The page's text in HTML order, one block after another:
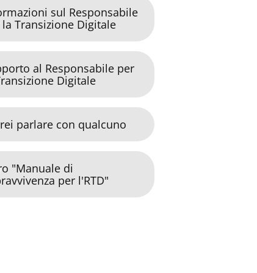
sul Responsabile
Transizione Digitale
al Responsabile per
Digitale
parlare con qualcuno
"Manuale di
per l'RTD"